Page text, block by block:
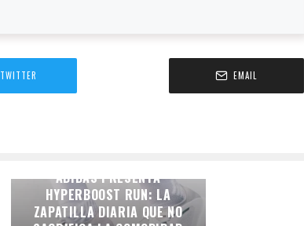
TWITTER EMAIL
ADIDAS PRESENTA
HYPERBOOST RUN: LA
ZAPATILLA DIARIA QUE NO